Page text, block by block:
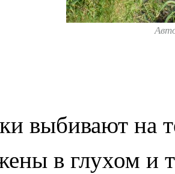
выбивают на
в глухом и